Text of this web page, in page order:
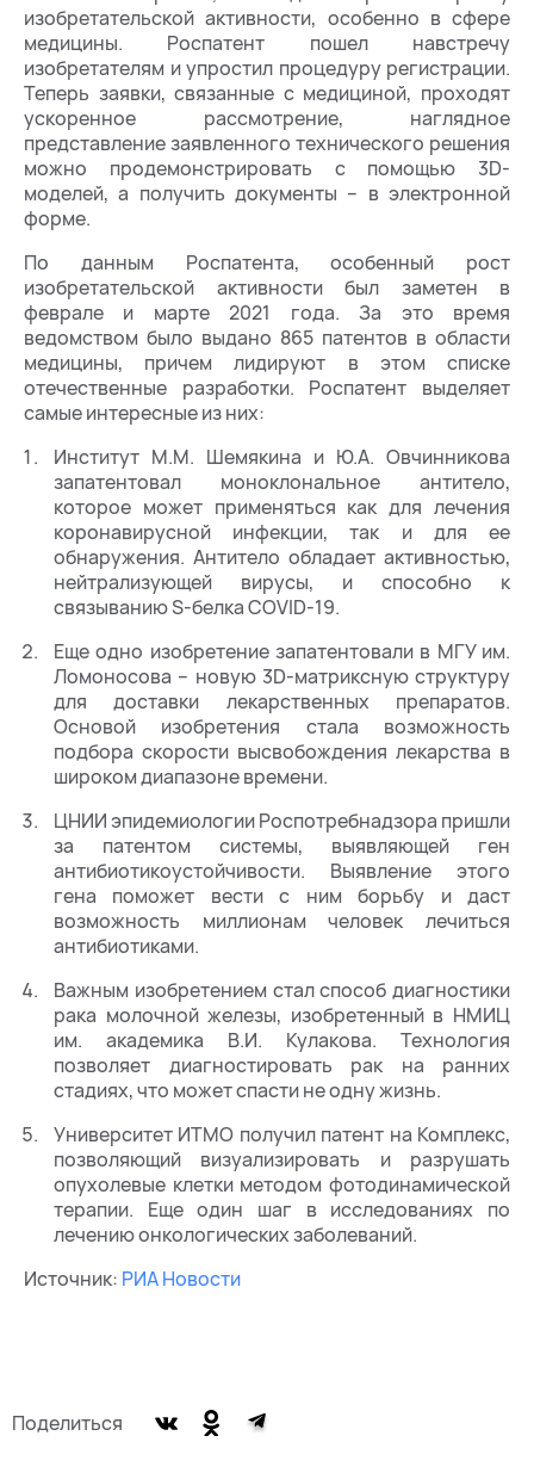
изобретательской активности, особенно в сфере
медицины. Роспатент пошел навстречу
изобретателям и упростил процедуру регистрации.
Теперь заявки, связанные с медициной, проходят
ускоренное рассмотрение, наглядное
представление заявленного технического решения
можно продемонстрировать с помощью 3D-
моделей, а получить документы – в электронной
форме.
По данным Роспатента, особенный рост
изобретательской активности был заметен в
феврале и марте 2021 года. За это время
ведомством было выдано 865 патентов в области
медицины, причем лидируют в этом списке
отечественные разработки. Роспатент выделяет
самые интересные из них:
Институт М.М. Шемякина и Ю.А. Овчинникова
запатентовал моноклональное антитело,
которое может применяться как для лечения
коронавирусной инфекции, так и для ее
обнаружения. Антитело обладает активностью,
нейтрализующей вирусы, и способно к
связыванию S-белка COVID-19.
Еще одно изобретение запатентовали в МГУ им.
Ломоносова – новую 3D-матриксную структуру
для доставки лекарственных препаратов.
Основой изобретения стала возможность
подбора скорости высвобождения лекарства в
широком диапазоне времени.
ЦНИИ эпидемиологии Роспотребнадзора пришли
за патентом системы, выявляющей ген
антибиотикоустойчивости. Выявление этого
гена поможет вести с ним борьбу и даст
возможность миллионам человек лечиться
антибиотиками.
Важным изобретением стал способ диагностики
рака молочной железы, изобретенный в НМИЦ
им. академика В.И. Кулакова. Технология
позволяет диагностировать рак на ранних
стадиях, что может спасти не одну жизнь.
Университет ИТМО получил патент на Комплекс,
позволяющий визуализировать и разрушать
опухолевые клетки методом фотодинамической
терапии. Еще один шаг в исследованиях по
лечению онкологических заболеваний.
Источник: РИА Новости
Поделиться